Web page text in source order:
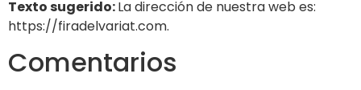
Texto sugerido:La dirección de nuestra web es:
https://firadelvariat.com.
Comentarios